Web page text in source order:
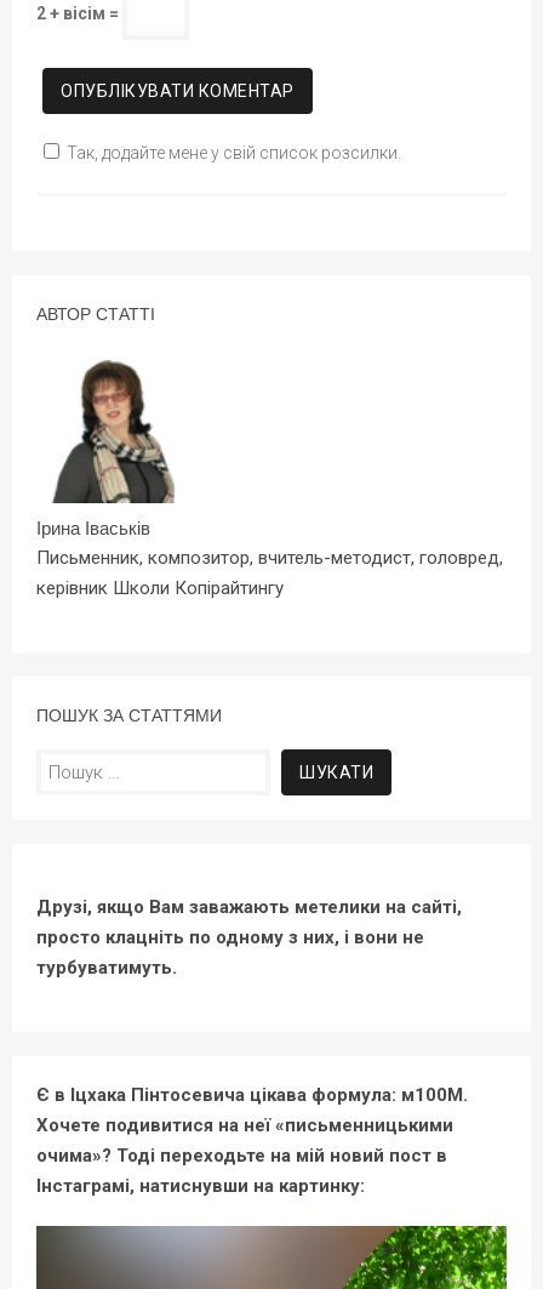
2 + вісім =
Так, додайте мене у свій список розсилки.
АВТОР СТАТТІ
Ірина Іваськів
Письменник, композитор, вчитель-методист, головред,
керівник Школи Копірайтингу
ПОШУК ЗА СТАТТЯМИ
Пошук:
Друзі, якщо Вам заважають метелики на сайті,
просто клацніть по одному з них, і вони не
турбуватимуть.
Є в Іцхака Пінтосевича цікава формула: м100М.
Хочете подивитися на неї «письменницькими
очима»? Тоді переходьте на мій новий пост в
Інстаграмі, натиснувши на картинку: